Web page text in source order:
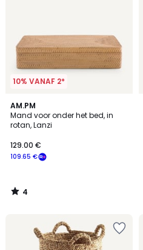
10% VANAF 2*
AM.PM
Mand voor onder het bed, in
rotan, Lanzi
109.65 €
129.00 €
4
/
5
4
/